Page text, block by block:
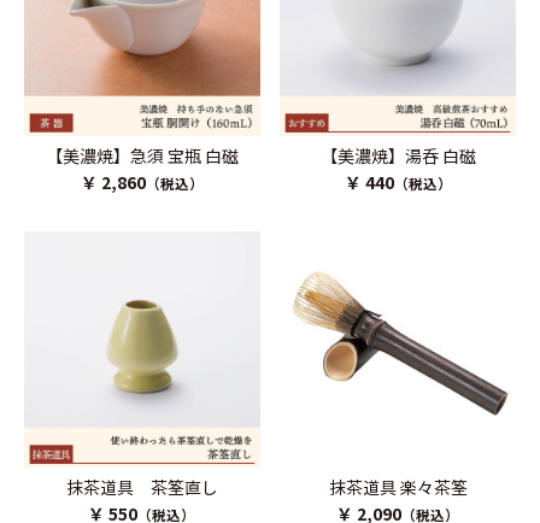
【美濃焼】急須 宝瓶 白磁
￥ 2,860（税込）
【美濃焼】湯呑 白磁
￥ 440（税込）
抹茶道具 茶筌直し
￥ 550 （税込）
抹茶道具 楽々茶筌
￥ 2,090 （税込）